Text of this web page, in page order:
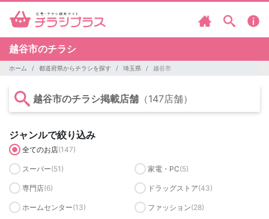
越谷市のチラシ
ホーム 都道府県からチラシを探す 埼玉県 越谷市
越谷市のチラシ掲載店舗 （147店舗）
ジャンルで絞り込み
全てのお店(147)
スーパー(51) 家電・PC(5)
専門店(6) ドラッグストア(43)
ホームセンター(13) ファッション(28)